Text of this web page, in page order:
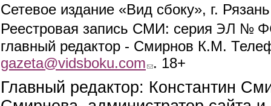
Сетевое издание «Вид сбоку», г.
Реестровая запись СМИ: серия ЭЛ №
главный редактор - Смирнов К.М.
gazeta@vidsboku.com (link sends e-mail)
. 18+
Главный редактор: Константин